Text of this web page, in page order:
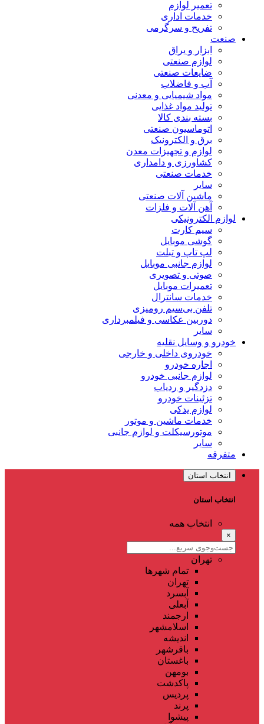
تعمیر لوازم
خدمات اداری
تفریح و سرگرمی
صنعت
ابزار و یراق
لوازم صنعتی
ضایعات صنعتی
آب و فاضلاب
مواد شیمیایی و معدنی
تولید مواد غذایی
بسته بندی کالا
اتوماسیون صنعتی
برق و الکترونیک
لوازم و تجهیزات معدن
کشاورزی و دامداری
خدمات صنعتی
سایر
ماشین آلات صنعتی
آهن آلات و فلزات
لوازم الکترونیکی
سیم کارت
گوشی موبایل
لپ تاپ و تبلت
لوازم جانبی موبایل
صوتی و تصویری
تعمیرات موبایل
خدمات سانترال
تلفن بی‌سیم رومیزی
دوربین عکاسی و فیلمبرداری
سایر
خودرو و وسایل نقلیه
خودروی داخلی و خارجی
اجاره خودرو
لوازم جانبی خودرو
دزدگیر و ردیاب
تزئینات خودرو
لوازم یدکی
خدمات ماشین و موتور
موتورسیکلت و لوازم جانبی
سایر
متفرقه
انتخاب استان
انتخاب استان
انتخاب همه
×
تهران
تمام شهر‌ها
تهران
آبسرد
آبعلی
ارجمند
اسلامشهر
اندیشه
باقرشهر
باغستان
بومهن
پاکدشت
پردیس
پرند
پیشوا